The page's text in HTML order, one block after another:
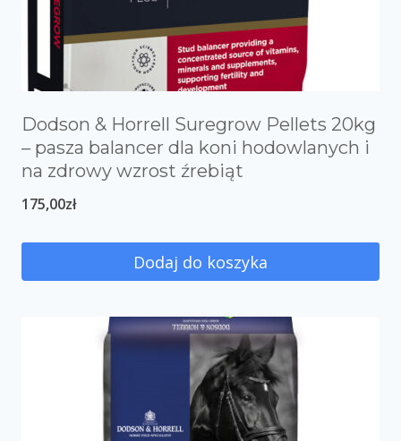
Dodson & Horrell Suregrow Pellets 20kg
– pasza balancer dla koni hodowlanych i
na zdrowy wzrost źrebiąt
175,00zł
Dodaj do koszyka